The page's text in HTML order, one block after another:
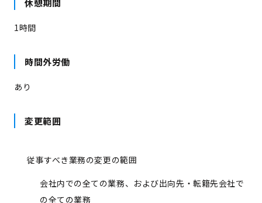
休憩期間
1時間
時間外労働
あり
変更範囲
従事すべき業務の変更の範囲
会社内での全ての業務、および出向先・転籍先会社で
の全ての業務